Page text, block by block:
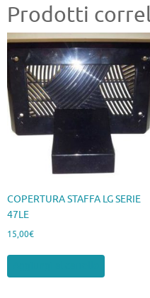
Prodotti
COPERTURA STAFFA LG SERIE
47LE
15,00€